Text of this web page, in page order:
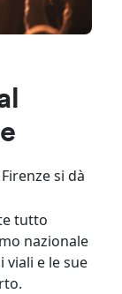
si dà
tutto
nazionale
e le sue